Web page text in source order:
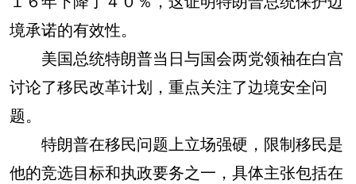
境承诺的有效性。
美国总统特朗普当日与国会两党领袖在白宫
讨论了移民改革计划，重点关注了边境安全问
题。
特朗普在移民问题上立场强硬，限制移民是
他的竞选目标和执政要务之一，具体主张包括在